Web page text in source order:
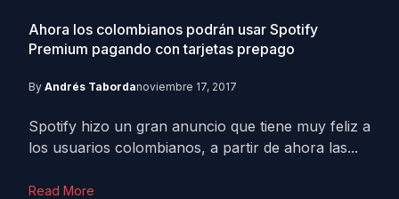
Ahora los colombianos podrán usar Spotify
Premium pagando con tarjetas prepago
By Andrés Tabordanoviembre 17, 2017
Spotify hizo un gran anuncio que tiene muy feliz a
los usuarios colombianos, a partir de ahora las...
Read More